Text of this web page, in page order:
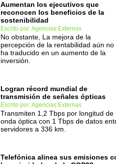
Aumentan los ejecutivos que
reconocen los beneficios de la
sostenibilidad
Escrito por: Agencias Externas
No obstante, La mejora de la
percepción de la rentabilidad aún no
ha traducido en un aumento de la
inversión.
Logran récord mundial de
transmisión de señales ópticas
Escrito por: Agencias Externas
Transmiten 1,2 Tbps por longitud de
onda óptica con 1 Tbps de datos
servidores a 336 km.
Telefónica alinea sus emisiones